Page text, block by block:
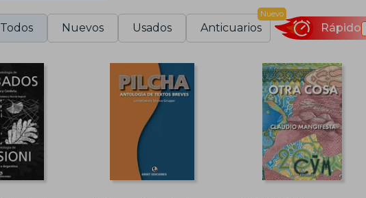
Todos Nuevos Usados Anticuarios
Nuevo
Rápido